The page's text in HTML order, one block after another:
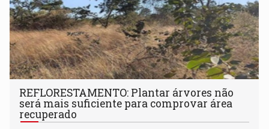
REFLORESTAMENTO: Plantar árvores não
será mais suficiente para comprovar área
recuperado